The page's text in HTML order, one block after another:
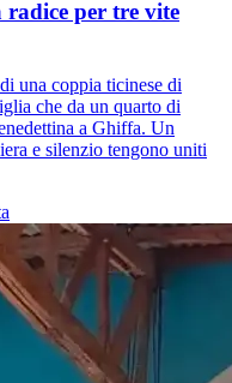
radice per tre vite
una coppia ticinese di
che da un quarto di
a Ghiffa. Un
e silenzio tengono uniti